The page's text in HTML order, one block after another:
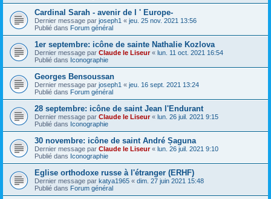
Cardinal Sarah - avenir de l ' Europe-
Dernier message par joseph1 « jeu. 25 nov. 2021 13:56
Publié dans Forum général
1er septembre: icône de sainte Nathalie Kozlova
Dernier message par Claude le Liseur« lun. 11 oct. 2021 16:54
Publié dans Iconographie
Georges Bensoussan
Dernier message par joseph1 « jeu. 16 sept. 2021 13:24
Publié dans Forum général
28 septembre: icône de saint Jean l'Endurant
Dernier message par Claude le Liseur« lun. 26 juil. 2021 9:15
Publié dans Iconographie
30 novembre: icône de saint André Șaguna
Dernier message par Claude le Liseur« lun. 26 juil. 2021 9:10
Publié dans Iconographie
Eglise orthodoxe russe à l'étranger (ERHF)
Dernier message par katya1965 « dim. 27 juin 2021 15:48
Publié dans Forum général